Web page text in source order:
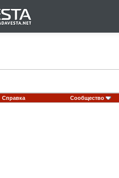
Справка Сообщество